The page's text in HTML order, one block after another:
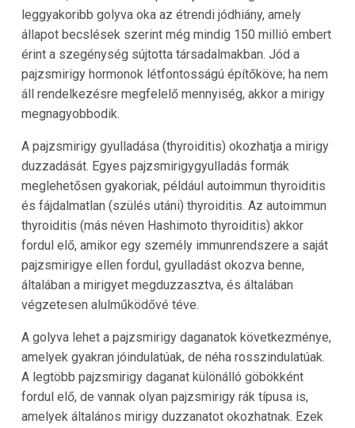
leggyakoribb golyva oka az étrendi jódhiány, amely
állapot becslések szerint még mindig 150 millió embert
érint a szegénység sújtotta társadalmakban. Jód a
pajzsmirigy hormonok létfontosságú építőköve; ha nem
áll rendelkezésre megfelelő mennyiség, akkor a mirigy
megnagyobbodik.
A pajzsmirigy gyulladása (thyroiditis) okozhatja a mirigy
duzzadását. Egyes pajzsmirigygyulladás formák
meglehetősen gyakoriak, például autoimmun thyroiditis
és fájdalmatlan (szülés utáni) thyroiditis. Az autoimmun
thyroiditis (más néven Hashimoto thyroiditis) akkor
fordul elő, amikor egy személy immunrendszere a saját
pajzsmirigye ellen fordul, gyulladást okozva benne,
általában a mirigyet megduzzasztva, és általában
végzetesen alulműködővé téve.
A golyva lehet a pajzsmirigy daganatok következménye,
amelyek gyakran jóindulatúak, de néha rosszindulatúak.
A legtöbb pajzsmirigy daganat különálló göbökként
fordul elő, de vannak olyan pajzsmirigy rák típusa is,
amelyek általános mirigy duzzanatot okozhatnak. Ezek